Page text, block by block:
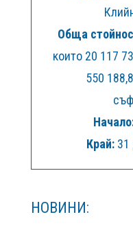
Обща
които 20 117
550
Край: 31
НОВИНИ: